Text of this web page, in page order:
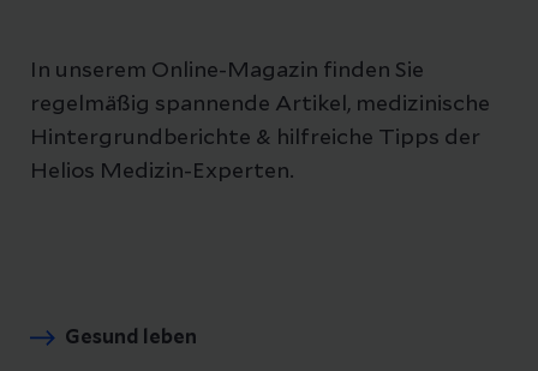
In unserem Online-Magazin finden Sie
regelmäßig spannende Artikel, medizinische
Hintergrundberichte & hilfreiche Tipps der
Helios Medizin-Experten.
Gesund leben